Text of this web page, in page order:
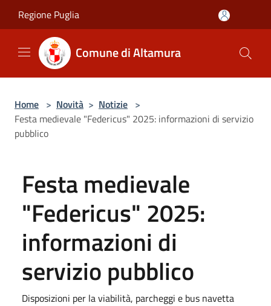
Regione Puglia
Comune di Altamura
Home > Novità > Notizie >
Festa medievale "Federicus" 2025: informazioni di servizio
pubblico
Festa medievale
"Federicus" 2025:
informazioni di
servizio pubblico
Disposizioni per la viabilità, parcheggi e bus navetta